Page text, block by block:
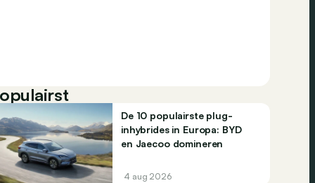
De 10 populairste plug-
inhybrides in Europa: BYD
en Jaecoo domineren
4 aug 2026